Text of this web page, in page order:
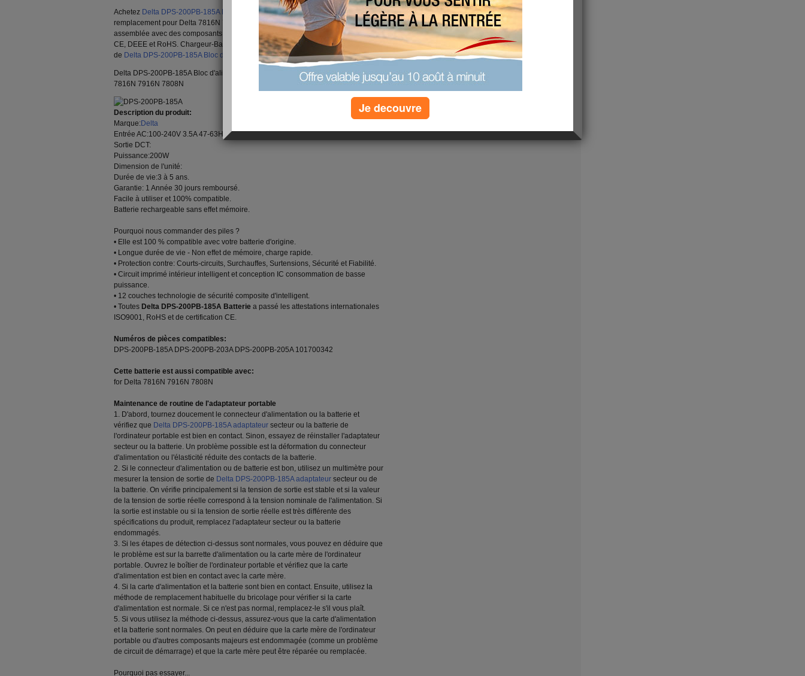
Achetez Delta DPS-200PB-185A Bloc d'alimentation. Vente 200W Adaptateur de
remplacement pour Delta 7816N 7916N 7808N. Cette adaptateur neuve est
assemblée avec des composants de premier choix et est conforme aux normes
CE, DEEE et RoHS. Chargeur-Batterie.com a sélectionné pour vous le meilleur
de Delta DPS-200PB-185A Bloc d'alimentation.
Delta DPS-200PB-185A Bloc d'alimentation - 200W Bloc d'alimentation pour Delta
7816N 7916N 7808N
Description du produit:
Marque:Delta
Entrée AC:100-240V 3.5A 47-63Hz
Sortie DCT:
Puissance:200W
Dimension de l'unité:
Durée de vie:3 à 5 ans.
Garantie: 1 Année 30 jours remboursé.
Facile à utiliser et 100% compatible.
Batterie rechargeable sans effet mémoire.
Pourquoi nous commander des piles ?
• Elle est 100 % compatible avec votre batterie d'origine.
• Longue durée de vie - Non effet de mémoire, charge rapide.
• Protection contre: Courts-circuits, Surchauffes, Surtensions, Sécurité et Fiabilité.
• Circuit imprimé intérieur intelligent et conception IC consommation de basse
puissance.
• 12 couches technologie de sécurité composite d'intelligent.
• Toutes Delta DPS-200PB-185A Batterie a passé les attestations internationales
ISO9001, RoHS et de certification CE.
Numéros de pièces compatibles:
DPS-200PB-185A DPS-200PB-203A DPS-200PB-205A 101700342
Cette batterie est aussi compatible avec:
for Delta 7816N 7916N 7808N
Maintenance de routine de l'adaptateur portable
1. D'abord, tournez doucement le connecteur d'alimentation ou la batterie et
vérifiez que Delta DPS-200PB-185A adaptateur secteur ou la batterie de
l'ordinateur portable est bien en contact. Sinon, essayez de réinstaller l'adaptateur
secteur ou la batterie. Un problème possible est la déformation du connecteur
d'alimentation ou l'élasticité réduite des contacts de la batterie.
2. Si le connecteur d'alimentation ou de batterie est bon, utilisez un multimètre pour
mesurer la tension de sortie de Delta DPS-200PB-185A adaptateur secteur ou de
la batterie. On vérifie principalement si la tension de sortie est stable et si la valeur
de la tension de sortie réelle correspond à la tension nominale de l'alimentation. Si
la sortie est instable ou si la tension de sortie réelle est très différente des
spécifications du produit, remplacez l'adaptateur secteur ou la batterie
endommagés.
3. Si les étapes de détection ci-dessus sont normales, vous pouvez en déduire que
le problème est sur la barrette d'alimentation ou la carte mère de l'ordinateur
portable. Ouvrez le boîtier de l'ordinateur portable et vérifiez que la carte
d'alimentation est bien en contact avec la carte mère.
4. Si la carte d'alimentation et la batterie sont bien en contact. Ensuite, utilisez la
méthode de remplacement habituelle du bricolage pour vérifier si la carte
d'alimentation est normale. Si ce n'est pas normal, remplacez-le s'il vous plaît.
5. Si vous utilisez la méthode ci-dessus, assurez-vous que la carte d'alimentation
et la batterie sont normales. On peut en déduire que la carte mère de l'ordinateur
portable ou d'autres composants majeurs est endommagée (comme un problème
de circuit de démarrage) et que la carte mère peut être réparée ou remplacée.
Pourquoi pas essayer...
Je decouvre